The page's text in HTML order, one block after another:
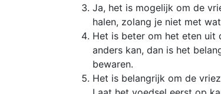
Ja, het is mogelijk om de
halen, zolang je niet met
Het is beter om het eten uit
anders kan, dan is het
bewaren.
Het is belangrijk om de